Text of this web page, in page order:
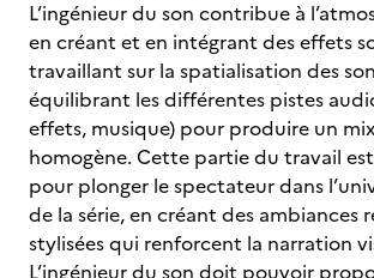
L’ingénieur du son contribue à
en créant et en intégrant des effets
travaillant sur la spatialisation des
équilibrant les différentes pistes
effets, musique) pour produire un
homogène. Cette partie du travail
pour plonger le spectateur dans
de la série, en créant des ambiances
stylisées qui renforcent la narration
L’ingénieur du son doit pouvoir